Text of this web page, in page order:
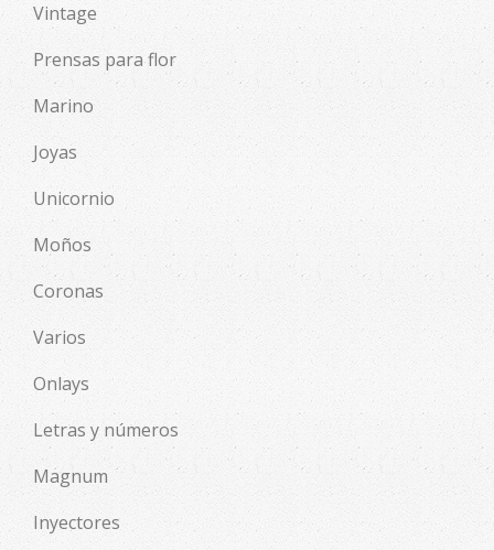
Vintage
Prensas para flor
Marino
Joyas
Unicornio
Moños
Coronas
Varios
Onlays
Letras y números
Magnum
Inyectores